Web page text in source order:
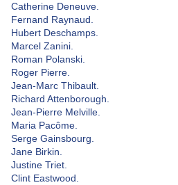
Catherine Deneuve.
Fernand Raynaud.
Hubert Deschamps.
Marcel Zanini.
Roman Polanski.
Roger Pierre.
Jean-Marc Thibault.
Richard Attenborough.
Jean-Pierre Melville.
Maria Pacôme.
Serge Gainsbourg.
Jane Birkin.
Justine Triet.
Clint Eastwood.